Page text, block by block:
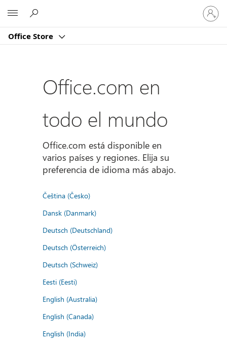
Office Store
Iniciar
sesión
en
cuenta
Office.com en
todo el mundo
Office.com está disponible en
varios países y regiones. Elija su
preferencia de idioma más abajo.
Čeština (Česko)
Dansk (Danmark)
Deutsch (Deutschland)
Deutsch (Österreich)
Deutsch (Schweiz)
Eesti (Eesti)
English (Australia)
English (Canada)
English (India)